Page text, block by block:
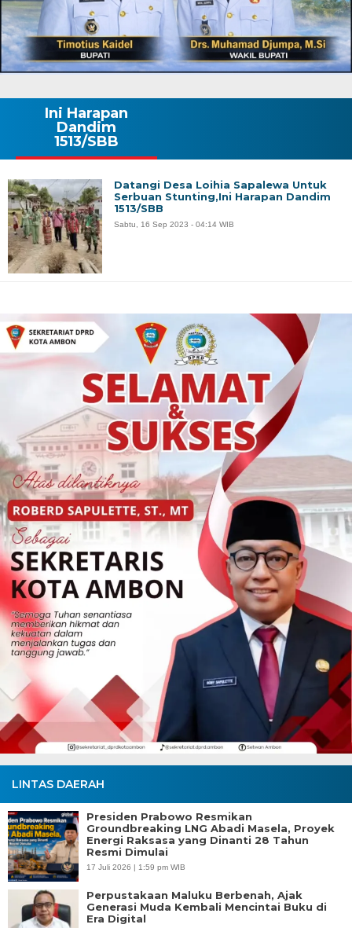
LINTAS DAERAH
Presiden Prabowo Resmikan
Groundbreaking LNG Abadi Masela, Proyek
Energi Raksasa yang Dinanti 28 Tahun
Resmi Dimulai
17 Juli 2026 | 1:59 pm WIB
Perpustakaan Maluku Berbenah, Ajak
Generasi Muda Kembali Mencintai Buku di
Era Digital
Ini Harapan
Dandim
1513/SBB
Datangi Desa Loihia Sapalewa Untuk
Serbuan Stunting,Ini Harapan Dandim
1513/SBB
Sabtu, 16 Sep 2023 - 04:14 WIB